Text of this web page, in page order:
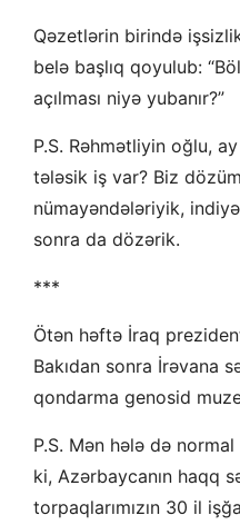
Qəzetlərin birində
belə başlıq qoyulub:
açılması niyə yubanır?”
P.S. Rəhmətliyin oğlu,
tələsik iş var? Biz
nümayəndələriyik,
sonra da dözərik.
***
Ötən həftə İraq
Bakıdan sonra İrəvana
qondarma genosid
P.S. Mən hələ də
ki, Azərbaycanın haqq
torpaqlarımızın 30 il